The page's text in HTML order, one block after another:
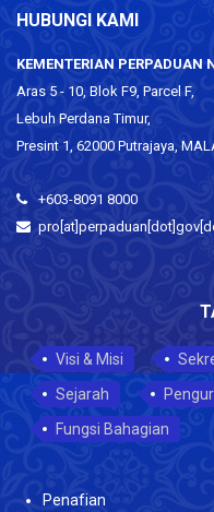
HUBUNGI KAMI
KEMENTERIAN PERPADUAN
Aras 5 - 10, Blok F9, Parcel F,
Lebuh Perdana Timur,
Presint 1, 62000 Putrajaya,
+603-8091 8000
Visi & Misi
Sejarah
Fungsi Bahagian
Penafian